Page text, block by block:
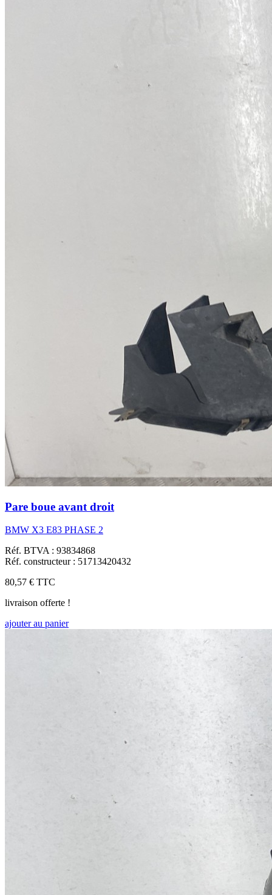
Pare boue avant droit
BMW X3 E83 PHASE 2
Réf. BTVA : 93834868
Réf. constructeur : 51713420432
80,57 € TTC
livraison offerte !
ajouter au panier